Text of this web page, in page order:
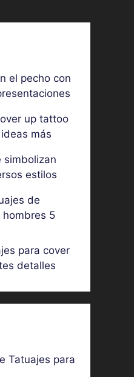
el pecho con
up tattoo
más
simbolizan
estilos
de
hombres 5
para cover
detalles
Tatuajes para